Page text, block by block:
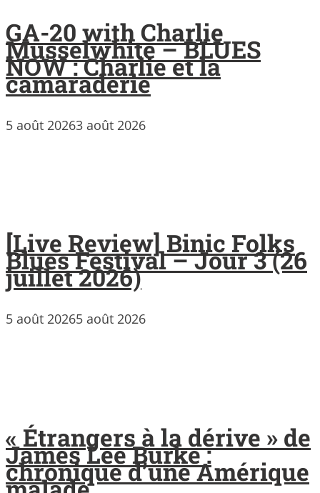
GA-20 with Charlie
Musselwhite – BLUES
NOW : Charlie et la
camaraderie
5 août 20263 août 2026
[Live Review] Binic Folks
Blues Festival – Jour 3 (26
juillet 2026)
5 août 20265 août 2026
« Étrangers à la dérive » de
James Lee Burke :
chronique d’une Amérique